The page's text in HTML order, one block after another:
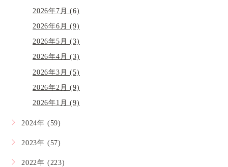
2026年7月 (6)
2026年6月 (9)
2026年5月 (3)
2026年4月 (3)
2026年3月 (5)
2026年2月 (9)
2026年1月 (9)
2024年 (59)
2023年 (57)
2022年 (223)